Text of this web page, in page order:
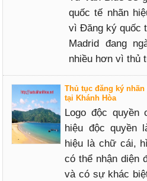
quốc tế nhãn
vì Đăng ký quốc
Madrid đang
nhiều hơn vì thủ
Thủ tục đăng ký
tại Khánh Hòa
Logo độc
hiệu độc quyền
hiệu là chữ cái,
có thể nhận diện
và có sự khác